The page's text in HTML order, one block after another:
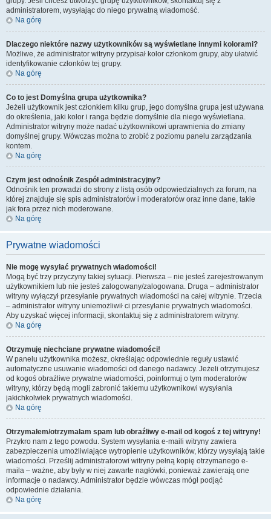
administratorem, wysyłając do niego prywatną wiadomość.
Na górę
Dlaczego niektóre nazwy użytkowników są wyświetlane innymi kolorami?
Możliwe, że administrator witryny przypisał kolor członkom grupy, aby ułatwić
identyfikowanie członków tej grupy.
Na górę
Co to jest Domyślna grupa użytkownika?
Jeżeli użytkownik jest członkiem kilku grup, jego domyślna grupa jest używana
do określenia, jaki kolor i ranga będzie domyślnie dla niego wyświetlana.
Administrator witryny może nadać użytkownikowi uprawnienia do zmiany
domyślnej grupy. Wówczas można to zrobić z poziomu panelu zarządzania
kontem.
Na górę
Czym jest odnośnik Zespół administracyjny?
Odnośnik ten prowadzi do strony z listą osób odpowiedzialnych za forum, na
której znajduje się spis administratorów i moderatorów oraz inne dane, takie
jak fora przez nich moderowane.
Na górę
Prywatne wiadomości
Nie mogę wysyłać prywatnych wiadomości!
Mogą być trzy przyczyny takiej sytuacji. Pierwsza – nie jesteś zarejestrowanym
użytkownikiem lub nie jesteś zalogowany/zalogowana. Druga – administrator
witryny wyłączył przesyłanie prywatnych wiadomości na całej witrynie. Trzecia
– administrator witryny uniemożliwił ci przesyłanie prywatnych wiadomości.
Aby uzyskać więcej informacji, skontaktuj się z administratorem witryny.
Na górę
Otrzymuję niechciane prywatne wiadomości!
W panelu użytkownika możesz, określając odpowiednie reguły ustawić
automatyczne usuwanie wiadomości od danego nadawcy. Jeżeli otrzymujesz
od kogoś obraźliwe prywatne wiadomości, poinformuj o tym moderatorów
witryny, którzy będą mogli zabronić takiemu użytkownikowi wysyłania
jakichkolwiek prywatnych wiadomości.
Na górę
Otrzymałem/otrzymałam spam lub obraźliwy e-mail od kogoś z tej witryny!
Przykro nam z tego powodu. System wysyłania e-maili witryny zawiera
zabezpieczenia umożliwiające wytropienie użytkowników, którzy wysyłają takie
wiadomości. Prześlij administratorowi witryny pełną kopię otrzymanego e-
maila – ważne, aby były w niej zawarte nagłówki, ponieważ zawierają one
informacje o nadawcy. Administrator będzie wówczas mógł podjąć
odpowiednie działania.
Na górę